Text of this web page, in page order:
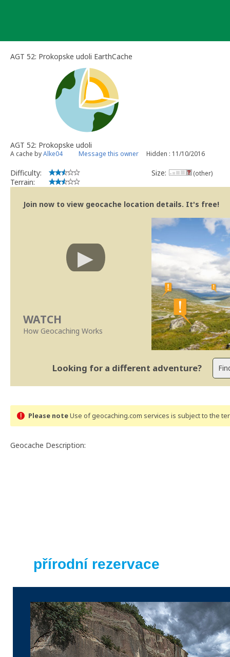
AGT 52: Prokopske udoli EarthCache
AGT 52: Prokopske udoli
A cache byAlke04 Message this owner Hidden : 11/10/2016
Difficulty:
Terrain:
Size: (other)
Join now to view geocache location details. It's free!
WATCH
How Geocaching Works
Looking for a different adventure?
Please noteUse of geocaching.com services is subject to the
Geocache Description:
přírodní rezervace